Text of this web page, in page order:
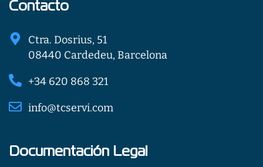
i
n
a
m
e
r
Contacto
Ctra. Dosrius, 51
08440 Cardedeu, Barcelona
+34 620 868 321
info@tcservi.com
Documentación Legal